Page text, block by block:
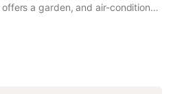
a garden, and air-conditioned
and free WiFi.